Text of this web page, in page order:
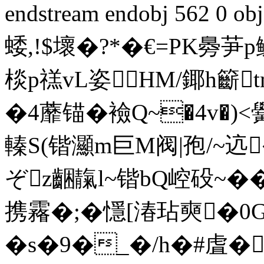
endstream endobj 562 0
蜲,!$壞�?*�€=PK臱
棪p禚vL姿HМ/鎁h籪
�4蘼锚�襝Q~�4v�)<
轃S(锴灦m巨M阀|孢/~迒
ぞz齫靝l~锴bQ崆砓~�
携霿�;�懚[湷玷奭
�s�9�_�/h�#虘